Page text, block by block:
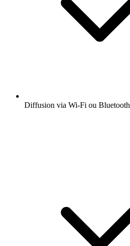
Diffusion via Wi-Fi ou Bluetooth